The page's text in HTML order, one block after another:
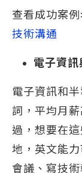
查看成功案例
技術溝通
電子資訊
電子資訊和
詞，平均月
過，想要在
地，英文能
會議、寫技